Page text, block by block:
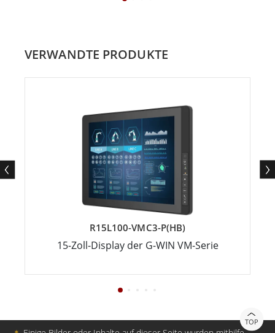
VERWANDTE PRODUKTE
R15L100-VMC3-P(HB)
15-Zoll-Display der G-WIN VM-Serie
TOP